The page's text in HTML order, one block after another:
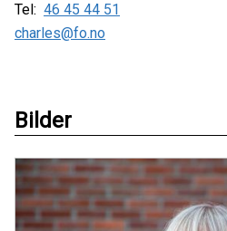
Tel: 46 45 44 51
charles@fo.no
Bilder